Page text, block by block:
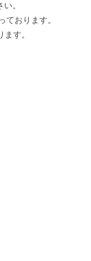
。
おります。
す。